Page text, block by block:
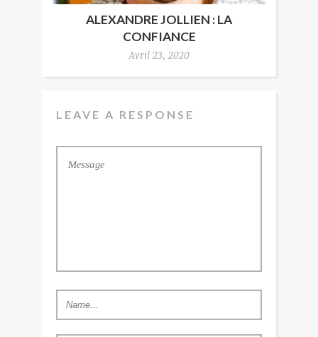
ALEXANDRE JOLLIEN : LA
CONFIANCE
Avril 23, 2020
LEAVE A RESPONSE